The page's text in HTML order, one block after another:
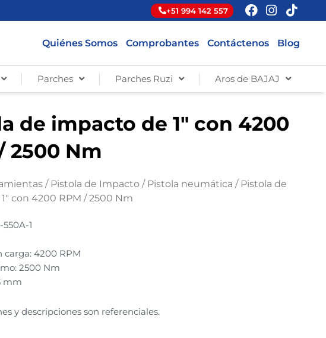
+51 994 142 557
Quiénes Somos Comprobantes Contáctenos Blog
Parches Parches Ruzi Aros de BAJAJ
de impacto de 1″ con 4200
2500 Nm
/ Pistola de Impacto / Pistola neumática / Pistola de
con 4200 RPM / 2500 Nm
1
carga: 4200 RPM
2500 Nm
mm
y descripciones son referenciales.